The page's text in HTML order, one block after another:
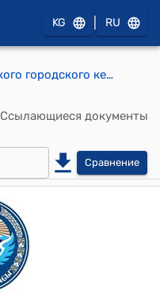
KG RU
Постоновление Ошского городского кенеша от 12 октября 2011 года № 258 "О рассмотрении подготовки к зимнему периоду 2011-2012 гг. предприятий тепло-энергетического комплекса города Ош"
Ссылающиеся документы
Сравнение